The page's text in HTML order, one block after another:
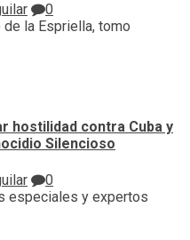
0
de la Espriella, tomo
hostilidad contra Cuba y
Silencioso
0
especiales y expertos